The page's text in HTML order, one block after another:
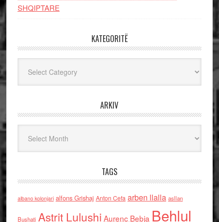
SHQIPTARE
KATEGORITË
ARKIV
TAGS
albano kolonjari alfons Grishaj Anton Cefa arben llalla asllan
Bushati Astrit Lulushi Aurenc Bebja Behlul